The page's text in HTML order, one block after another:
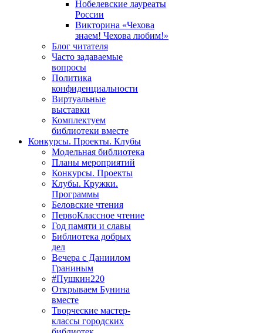
Нобелевские лауреаты
России
Викторина «Чехова
знаем! Чехова любим!»
Блог читателя
Часто задаваемые
вопросы
Политика
конфиденциальности
Виртуальные
выставки
Комплектуем
библиотеки вместе
Конкурсы. Проекты. Клубы
Модельная библиотека
Планы мероприятий
Конкурсы. Проекты
Клубы. Кружки.
Программы
Беловские чтения
ПервоКлассное чтение
Год памяти и славы
Библиотека добрых
дел
Вечера с Даниилом
Граниным
#Пушкин220
Открываем Бунина
вместе
Творческие мастер-
классы городских